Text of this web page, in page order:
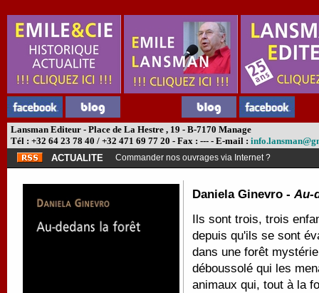
Lansman Editeur - Place de La Hestre , 19 - B-7170 Manage
Tél : +32 64 23 78 40 / +32 471 69 77 20 - Fax : --- - E-mail :
ACTUALITE
Commander nos ouvrages via Internet ?
Daniela Ginevro -Au-
Ils sont trois, trois
depuis qu'ils se sont
dans une forêt
déboussolé qui les
animaux qui, tout à la